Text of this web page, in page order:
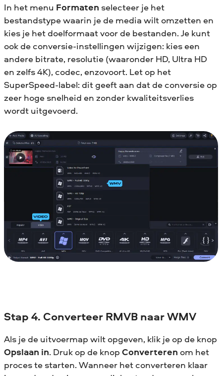
In het menu Formaten selecteer je het
bestandstype waarin je de media wilt omzetten en
kies je het doelformaat voor de bestanden. Je kunt
ook de conversie-instellingen wijzigen: kies een
andere bitrate, resolutie (waaronder HD, Ultra HD
en zelfs 4K), codec, enzovoort. Let op het
SuperSpeed-label: dit geeft aan dat de conversie op
zeer hoge snelheid en zonder kwaliteitsverlies
wordt uitgevoerd.
Stap 4. Converteer RMVB naar WMV
Als je de uitvoermap wilt opgeven, klik je op de knop
Opslaan in. Druk op de knop Converteren om het
proces te starten. Wanneer het converteren klaar